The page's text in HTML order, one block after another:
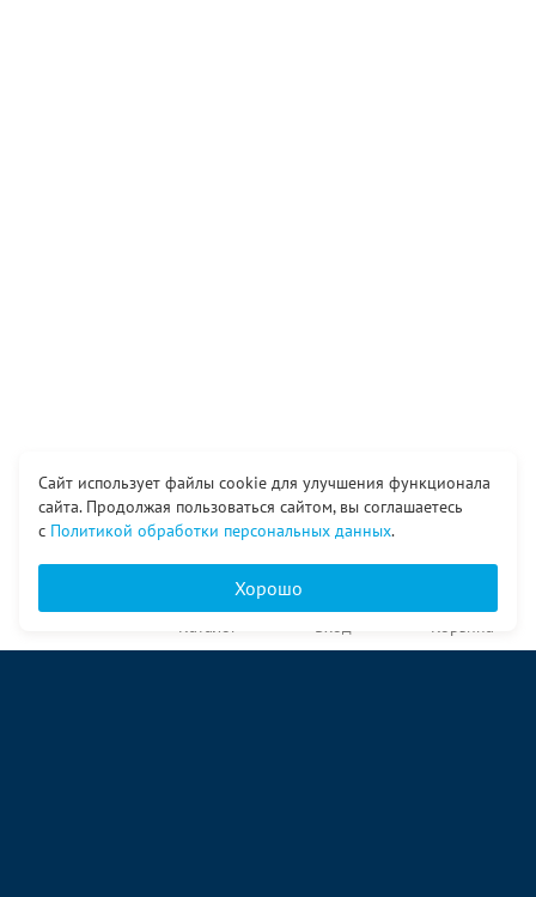
Сайт использует файлы cookie для улучшения функционала
сайта. Продолжая пользоваться сайтом, вы соглашаетесь
с Политикой обработки персональных данных.
Хорошо